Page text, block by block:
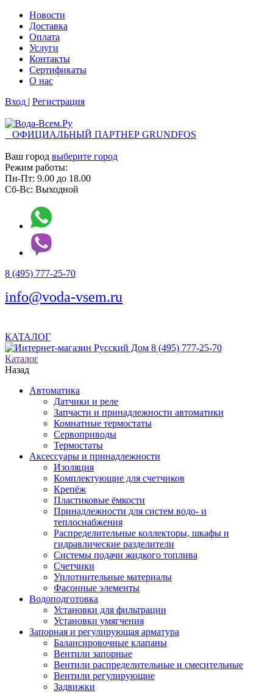
Новости
Доставка
Оплата
Услуги
Контакты
Cертификаты
О нас
Вход | Регистрация
ОФИЦИАЛЬНЫЙ ПАРТНЕР GRUNDFOS
Ваш город выберите город
Режим работы:
Пн-Пт: 9.00 до 18.00
Сб-Вс: Выходной
8 (495) 777-25-70
info@voda-vsem.ru
КАТАЛОГ
8 (495) 777-25-70
Каталог
Назад
Автоматика
Датчики и реле
Запчасти и принадлежности автоматики
Комнатные термостаты
Сервоприводы
Термостаты
Аксессуары и принадлежности
Изоляция
Комплектующие для счетчиков
Крепёж
Пластиковые ёмкости
Принадлежности для систем водо- и
теплоснабжения
Распределительные коллекторы, шкафы и
гидравлические разделители
Системы подачи жидкого топлива
Счетчики
Уплотнительные материалы
Фасонные элементы
Водоподготовка
Установки для фильтрации
Установки умягчения
Запорная и регулирующая арматура
Балансировочные клапаны
Вентили запорные
Вентили распределительные и смесительные
Вентили регулирующие
Задвижки